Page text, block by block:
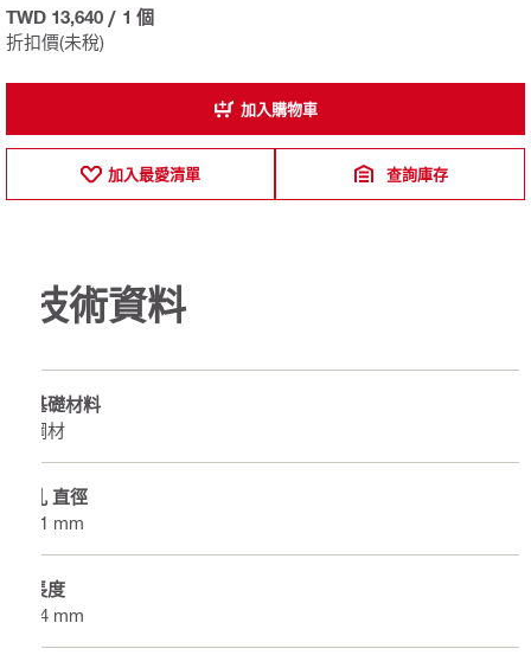
折扣價(未稅)
TWD 13,640 / 1 個
加入購物車
加入最愛清單 查詢庫存
技術資料
基礎材料
鋼材
孔 直徑
31 mm
長度
74 mm